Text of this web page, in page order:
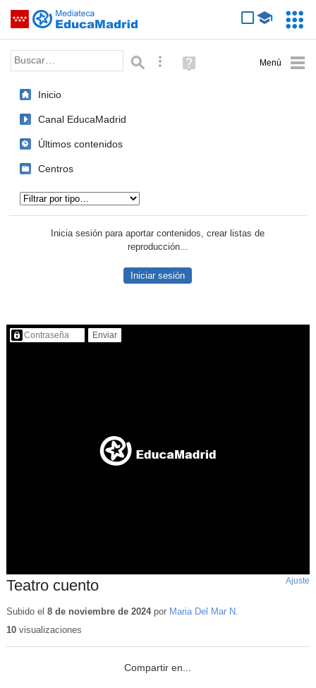
Saltar navegación
Palabra o frase: Búsqueda avanzada
Ayuda
(en
Inicio
Canal EducaMadrid
Últimos contenidos
Centros
Inicia sesión para aportar contenidos, crear listas de
reproducción...
Iniciar sesión
Contenido protegido…
Teatro cuento Ajuste
Subido el 8 de noviembre de 2024por Maria Del Mar N.
10visualizaciones